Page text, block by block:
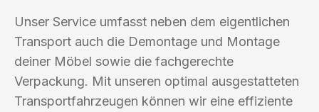
Unser Service umfasst neben dem eigentlichen
Transport auch die Demontage und Montage
deiner Möbel sowie die fachgerechte
Verpackung. Mit unseren optimal ausgestatteten
Transportfahrzeugen können wir eine effiziente